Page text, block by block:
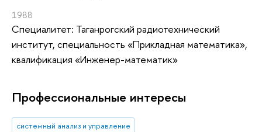
1988
Специалитет: Таганрогский радиотехнический
институт, специальность «Прикладная математика»,
квалификация «Инженер-математик»
Профессиональные интересы
системный анализ и управление